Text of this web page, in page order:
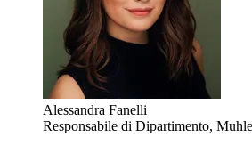
Alessandra Fanelli
Responsabile di Dipartimento,